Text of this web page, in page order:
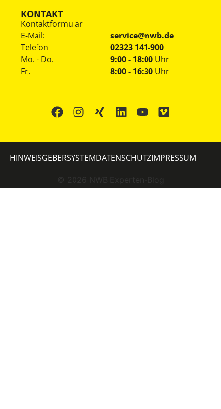
KONTAKT
Kontaktformular
E-Mail:
service@nwb.de
Telefon
02323 141-900
Mo. - Do.
Fr.
9:00 - 18:00 Uhr
8:00 - 16:30 Uhr
© 2026 NWB Experten-Blog
HINWEISGEBERSYSTEMDATENSCHUTZIMPRESSUM